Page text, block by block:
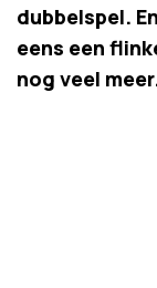
dubbelspel.
eens een
nog veel